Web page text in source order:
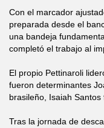
Con el marcador
preparada desde el
una bandeja
completó el trabajo al
El propio Pettinaroli
fueron determinantes
brasileño, Isaiah
Tras la jornada de